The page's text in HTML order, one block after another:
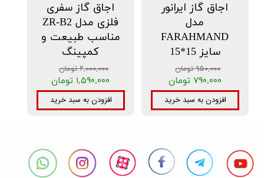
اجاق گاز سفری
فلزی مدل ZR-B2
مناسب طبیعت و
کمپینگ
۲,۰۰۰,۰۰۰ تومان
۱,۵۹۰,۰۰۰ تومان
افزودن به سبد خرید
اجاق گاز ایرانور
مدل
FARAHMAND
سایز 15*15
۹۵۰,۰۰۰ تومان
۷۹۰,۰۰۰ تومان
افزودن به سبد خرید